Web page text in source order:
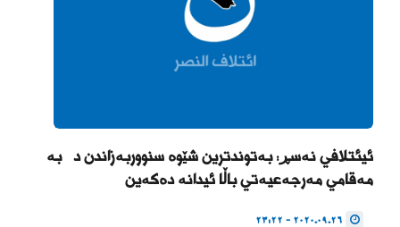
ئیئتلافی نەسڕ: بەتوندترین شێوە سنووربەزاندن دژ بە
مەقامی مەرجەعیەتی باڵا ئیدانە دەکەین